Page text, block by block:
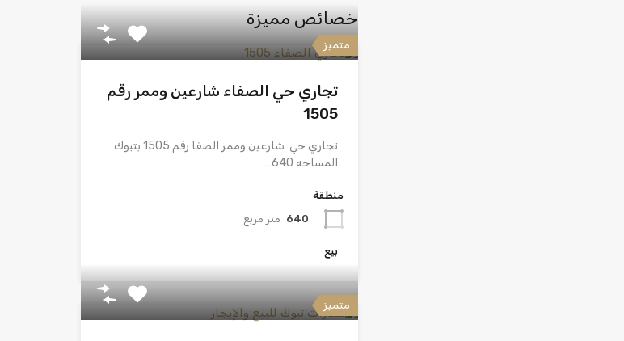
خصائص مميزة
متميز
تجاري حي الصفاء شارعين وممر رقم
1505
تجاري حي شارعين وممر الصفا رقم 1505 بتبوك
المساحه 640…
منطقة
640 متر مربع
بيع
متميز